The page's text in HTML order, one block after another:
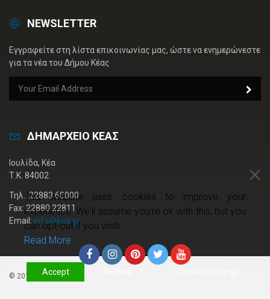
NEWSLETTER
Εγγραφείτε στη λίστα επικοινωνίας μας, ώστε να ενημερώνεστε
για τα νέα του Δήμου Κέας
ΔΗΜΑΡΧΕΙΟ ΚΕΑΣ
Ιουλίδα, Κέα
Τ.Κ. 84002
Τηλ.: 22883 60000
Fax: 22880 22811
Email: info@kea.gr
© 2019 kea.gr
This website uses cookies to improve your
experience. We'll assume you're ok with this, but you
can opt-out if you wish.
Read More
Accept